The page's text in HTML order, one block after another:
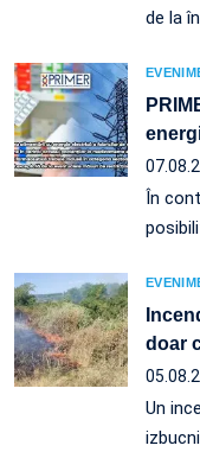
de la
În
doar
Un